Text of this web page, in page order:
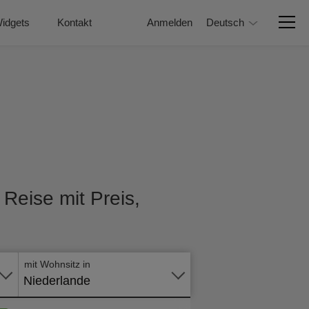
Kontakt Anmelden Deutsch
mit Preis,
mit Wohnsitz in
Niederlande